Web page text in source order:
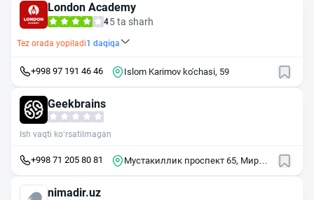
London Academy
45 ta sharh
Tez orada yopiladi1 daqiqa
+998 97 191 46 46 Islom Karimov ko'chasi, 59
Geekbrains
Ish vaqti ko‘rsatilmagan
+998 71 205 80 81
Мустакиллик проспект 65, Мирзо-
nimadir.uz